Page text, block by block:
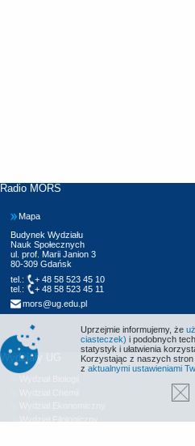
Radio MORS
Mapa
Budynek Wydziału
Nauk Społecznych
ul. prof. Marii Janion 3
80-309 Gdańsk
tel.:
+ 48 58 523 45 10
tel.:
+ 48 58 523 45 11
mors@ug.edu.pl
Wydziały UG
Uprzejmie informujemy, że
ciasteczek) i podobnych
statystyk i ułatwienia
Korzystając z naszych
z aktualnymi ustawieniami